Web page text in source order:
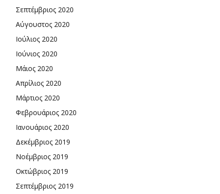
Σεπτέμβριος 2020
Αύγουστος 2020
Ιούλιος 2020
Ιούνιος 2020
Μάιος 2020
Απρίλιος 2020
Μάρτιος 2020
Φεβρουάριος 2020
Ιανουάριος 2020
Δεκέμβριος 2019
Νοέμβριος 2019
Οκτώβριος 2019
Σεπτέμβριος 2019